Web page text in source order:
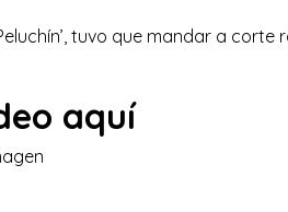
tuvo que mandar a
aquí